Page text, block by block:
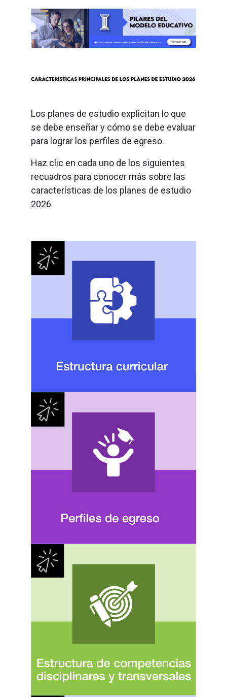
Los planes de estudio explicitan lo que
se debe enseñar y cómo se debe evaluar
para lograr los perfiles de egreso.
Haz clic en cada uno de los siguientes
recuadros para conocer más sobre las
características de los planes de estudio
2026.